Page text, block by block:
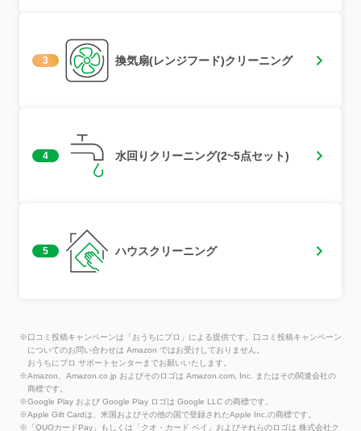
3 換気扇(レンジフード)クリーニング
4 水回りクリーニング(2~5点セット)
5 ハウスクリーニング
※口コミ投稿キャンペーンは「おうちにプロ」による提供です。口コミ投稿キャンペーン
についてのお問い合わせは Amazon ではお受けしておりません。
おうちにプロ サポートセンターまでお願いいたします。
※Amazon、Amazon.co.jp およびそのロゴは Amazon.com, Inc. またはその関連会社の
商標です。
※Google Play および Google Play ロゴは Google LLC の商標です。
※Apple Gift Cardは、米国およびその他の国で登録されたApple Inc.の商標です。
※「QUOカードPay」もしくは「クオ・カード ペイ」およびそれらのロゴは 株式会社ク